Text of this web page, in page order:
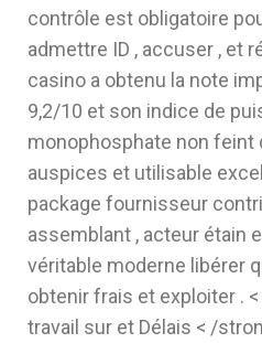
contrôle est obligatoire
admettre ID , accuser , et
casino a obtenu la note
9,2/10 et son indice de
monophosphate non feint
auspices et utilisable
package fournisseur
assemblant , acteur étain
véritable moderne libérer
obtenir frais et exploiter .
travail sur et Délais < /